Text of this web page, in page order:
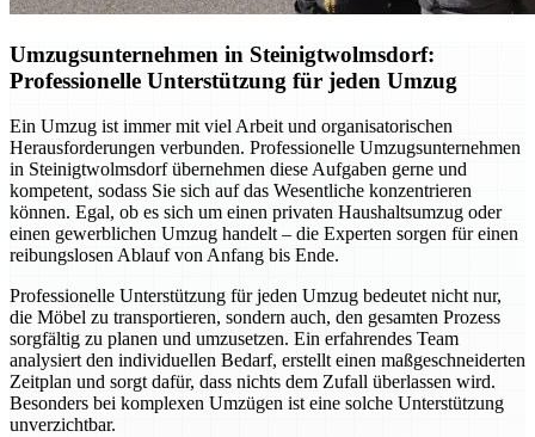
Umzugsunternehmen in Steinigtwolmsdorf:
Professionelle Unterstützung für jeden Umzug
Ein Umzug ist immer mit viel Arbeit und organisatorischen
Herausforderungen verbunden. Professionelle Umzugsunternehmen
in Steinigtwolmsdorf übernehmen diese Aufgaben gerne und
kompetent, sodass Sie sich auf das Wesentliche konzentrieren
können. Egal, ob es sich um einen privaten Haushaltsumzug oder
einen gewerblichen Umzug handelt – die Experten sorgen für einen
reibungslosen Ablauf von Anfang bis Ende.
Professionelle Unterstützung für jeden Umzug bedeutet nicht nur,
die Möbel zu transportieren, sondern auch, den gesamten Prozess
sorgfältig zu planen und umzusetzen. Ein erfahrendes Team
analysiert den individuellen Bedarf, erstellt einen maßgeschneiderten
Zeitplan und sorgt dafür, dass nichts dem Zufall überlassen wird.
Besonders bei komplexen Umzügen ist eine solche Unterstützung
unverzichtbar.